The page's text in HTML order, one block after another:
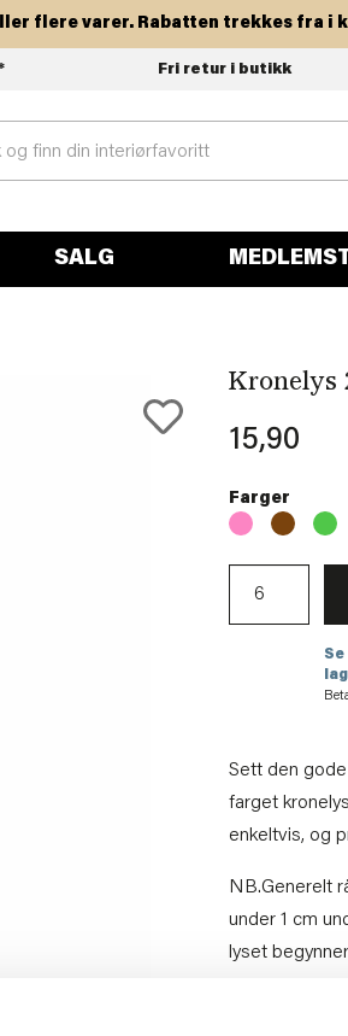
flere varer. Rabatten trekkes fra i
Fri retur i butikk
SALG
Kronelys
15,90
Farger
Sett den
farget
enkeltvis, og
NB.Generelt
under 1 cm
lyset